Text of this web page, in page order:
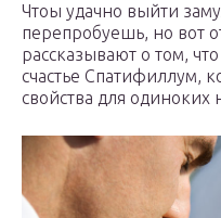
Чтоы удачно выйти
перепробуешь, но вот
рассказывают о том,
счастье Спатифиллум,
свойства для одиноких